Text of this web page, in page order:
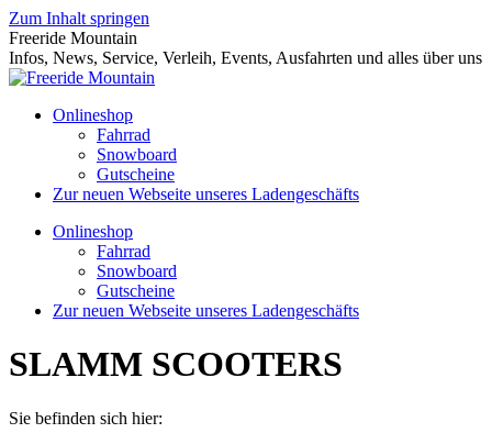
Zum Inhalt springen
Freeride Mountain
Infos, News, Service, Verleih, Events, Ausfahrten und alles über uns
Onlineshop
Fahrrad
Snowboard
Gutscheine
Zur neuen Webseite unseres Ladengeschäfts
Onlineshop
Fahrrad
Snowboard
Gutscheine
Zur neuen Webseite unseres Ladengeschäfts
SLAMM SCOOTERS
Sie befinden sich hier: